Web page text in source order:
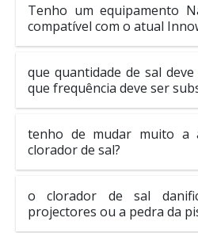
Tenho um equipamento
compatível com o atual
que quantidade de sal
que frequência deve ser
tenho de mudar muito a
clorador de sal?
o clorador de sal
projectores ou a pedra da